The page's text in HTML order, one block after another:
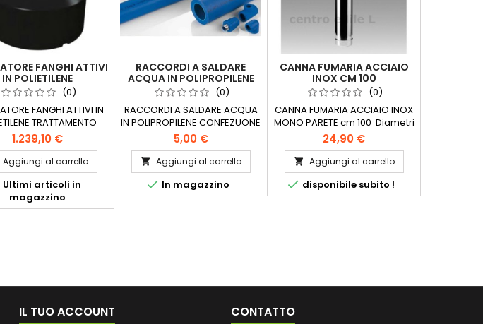
FANGHI ATTIVI
IN POLIETILENE
(0)
FANGHI ATTIVI IN
TRATTAMENTO
DISPONIBILE PER : 5 - 10 -
- 25 UTENTI Abitanti
equivalenti
1.239,10 €
Aggiungi al carrello
Ultimi articoli in
magazzino
RACCORDI A SALDARE
ACQUA IN POLIPROPILENE
CONFEZIONE 10 PEZZI
(0)
RACCORDI A SALDARE ACQUA
IN POLIPROPILENE CONFEZUONE
10 PEZZI
5,00 €
 Aggiungi al carrello
 In magazzino
CANNA FUMARIA ACCIAIO
INOX CM 100
(0)
CANNA FUMARIA ACCIAIO INOX
MONO PARETE cm 100 Diametri
disponibili mm: -80 con
guarnizione-100 con
guarnizione-110-120-130-140-
150-160-180-200-220-250-
300-350-400-450-500
24,90 €
 Aggiungi al carrello
 disponibile subito !
IL TUO ACCOUNT CONTATTO